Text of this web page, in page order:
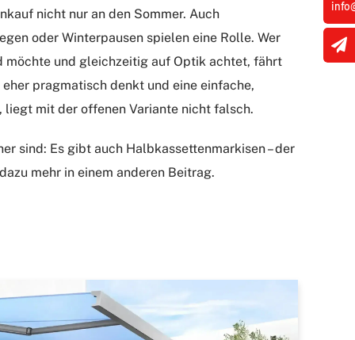
nicht nur an den Sommer. Auch
oder Winterpausen spielen eine Rolle. Wer
möchte und gleichzeitig auf Optik achtet, fährt
pragmatisch denkt und eine einfache,
liegt mit der offenen Variante nicht falsch.
sind: Es gibt auch Halbkassettenmarkisen – der
mehr in einem anderen Beitrag.